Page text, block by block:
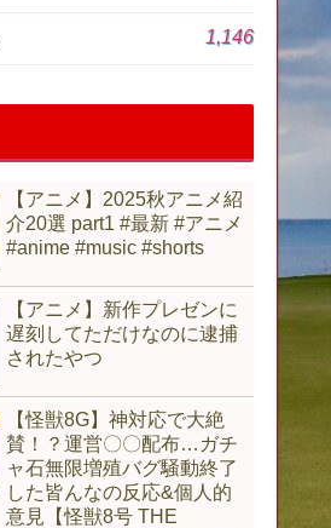
1,146
【アニメ】2025秋アニメ紹
介20選 part1 #最新 #アニメ
#anime #music #shorts
【アニメ】新作プレゼンに
遅刻してただけなのに逮捕
されたやつ
【怪獣8G】神対応で大絶
賛！？運営〇〇配布…ガチ
ャ石無限増殖バグ騒動終了
した皆んなの反応&個人的
意見【怪獣8号 THE